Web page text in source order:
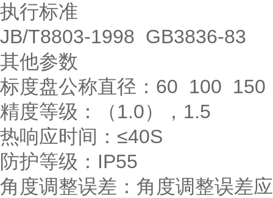
执行标准
JB/T8803-1998 GB3836-83
其他参数
标度盘公称直径：60 100 150
精度等级：（1.0），1.5
热响应时间：≤40S
防护等级：IP55
角度调整误差：角度调整误差